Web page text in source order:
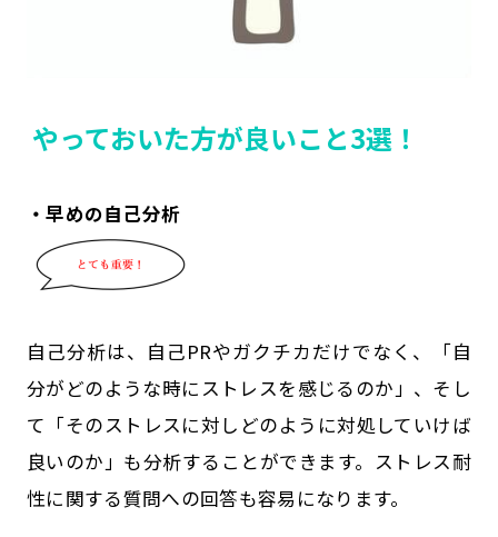
やっておいた方が良いこと3選！
・早めの自己分析
自己分析は、自己PRやガクチカだけでなく、「自
分がどのような時にストレスを感じるのか」、そし
て「そのストレスに対しどのように対処していけば
良いのか」も分析することができます。ストレス耐
性に関する質問への回答も容易になります。